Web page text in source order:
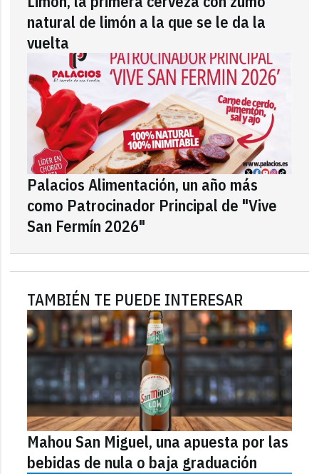
natural de limón a la que se le da la
vuelta
Palacios Alimentación, un año más
como Patrocinador Principal de "Vive
San Fermín 2026"
TAMBIÉN TE PUEDE INTERESAR
Mahou San Miguel, una apuesta por las
bebidas de nula o baja graduación